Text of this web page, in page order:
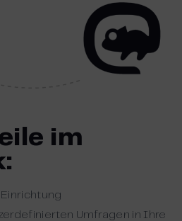
im
Umfragen in Ihre